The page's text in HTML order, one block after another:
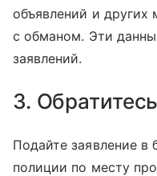
объявлений и других
с обманом. Эти
заявлений.
3.
Подайте заявление в
полиции по месту